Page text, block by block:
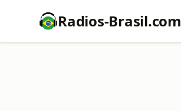
Radios-Brasil.com